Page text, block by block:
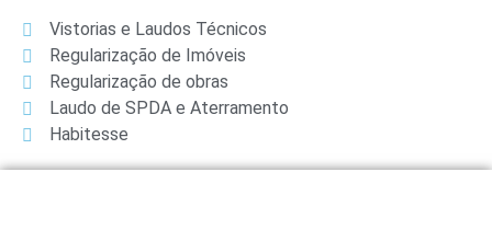
Vistorias e Laudos Técnicos
Regularização de Imóveis
Regularização de obras
Laudo de SPDA e Aterramento
Habitesse